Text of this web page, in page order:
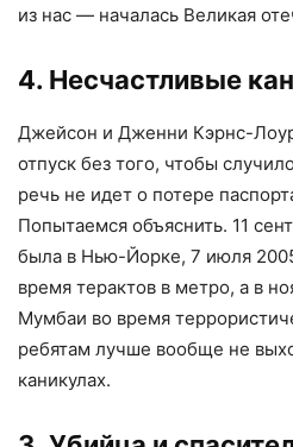
из нас — началась Великая
4. Несчастливые
Джейсон и Дженни Кэрнс-
отпуск без того, чтобы
речь не идет о потере
Попытаемся объяснить. 11
была в Нью-Йорке, 7 июля
время терактов в метро, а в
Мумбаи во время
ребятам лучше вообще не
каникулах.